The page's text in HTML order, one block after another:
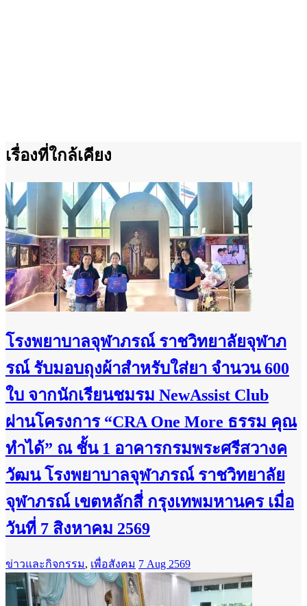
เรื่องที่ใกล้เคียง
โรงพยาบาลจุฬาภรณ์ ราชวิทยาลัยจุฬาภ
รณ์ รับมอบถุงผ้าสำหรับใส่ยา จำนวน 600
ใบ จากนักเรียนชมรม NewAssist Club
ผ่านโครงการ “CRA One More ธรรม คุณ
ทำได้” ณ ชั้น 1 อาคารกรมพระศรีสวางค
วัฒน โรงพยาบาลจุฬาภรณ์ ราชวิทยาลัย
จุฬาภรณ์ เขตหลักสี่ กรุงเทพมหานคร เมื่อ
วันที่ 7 สิงหาคม 2569
ข่าวและกิจกรรม, เพื่อสังคม 7 Aug 2569